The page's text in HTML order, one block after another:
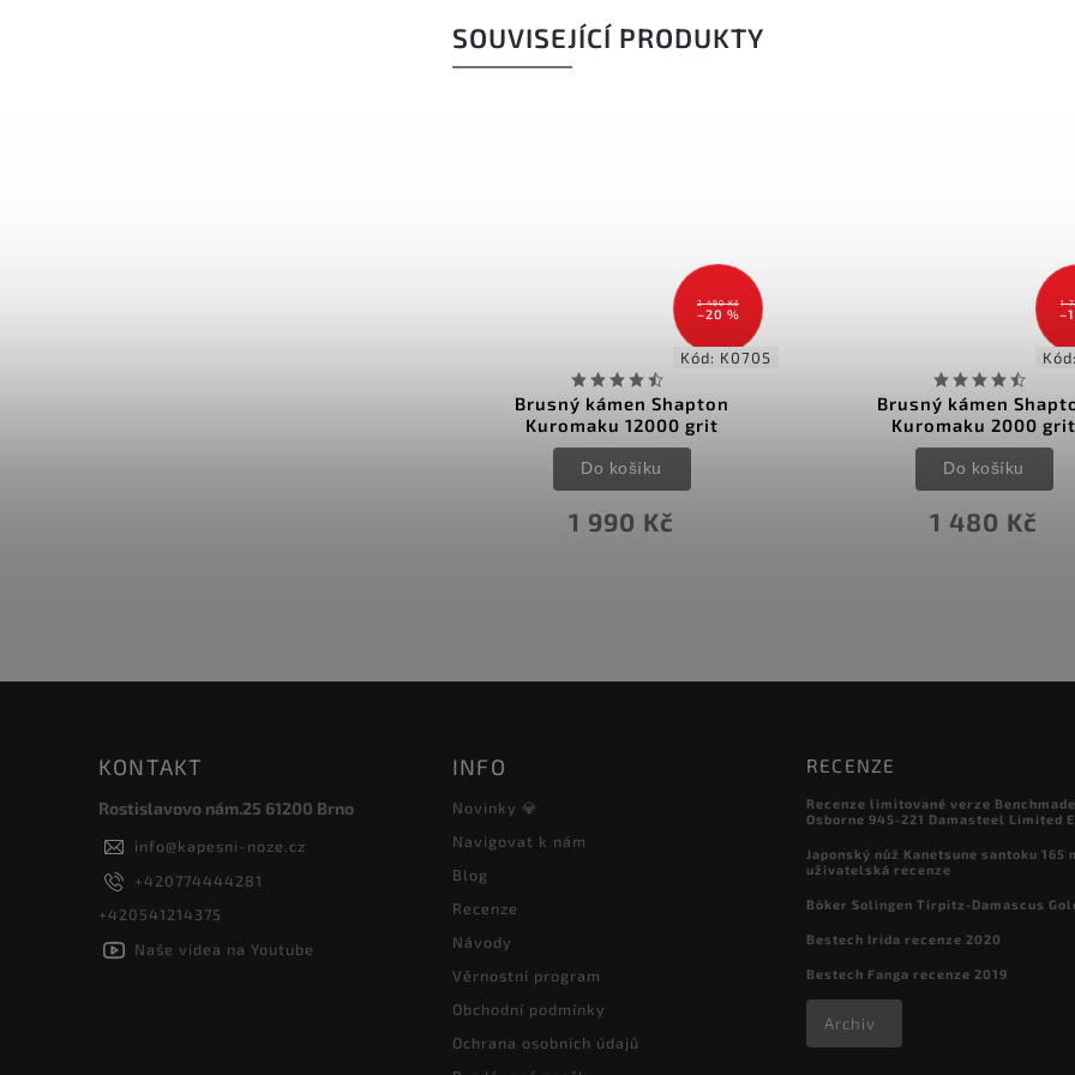
SOUVISEJÍCÍ PRODUKTY
2 490 Kč
–20 %
Kód: K0705
Brusný kámen Shapton
Kuromaku 12000 grit
1 990 Kč
Do košíku
1
Kód:
Brusný kámen
Kuromaku 2000 grit
1 480 Kč
Do košíku
KONTAKT
Rostislavovo nám.25 61200 Brno
info@kapesni-noze.cz
+420774444281
+420541214375
Naše videa na Youtube
INFO
Novinky 💎
Navigovat k nám
Blog
Recenze
Návody
Věrnostní program
Obchodní podmínky
Ochrana osobních údajů
RECENZE
Recenze limitované verze
Osborne 945-221 Damasteel Limited
Japonský nůž Kanetsune santoku 165
uživatelská recenze
Böker Solingen Tirpitz-Damascus
Bestech Irida recenze 2020
Bestech Fanga recenze 2019
Archiv